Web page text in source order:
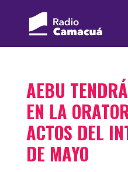
AEBU
EN LA
ACTOS DEL
DE MAYO